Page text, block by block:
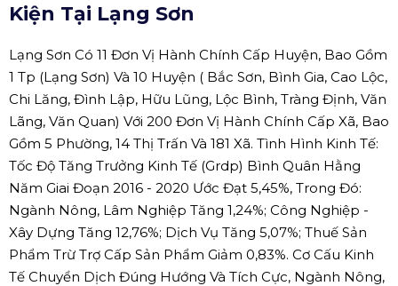
Kiện Tại Lạng Sơn
Lạng Sơn Có 11 Đơn Vị Hành Chính Cấp Huyện, Bao Gồm
1 Tp (Lạng Sơn) Và 10 Huyện ( Bắc Sơn, Bình Gia, Cao Lộc,
Chi Lăng, Đình Lập, Hữu Lũng, Lộc Bình, Tràng Định, Văn
Lãng, Văn Quan) Với 200 Đơn Vị Hành Chính Cấp Xã, Bao
Gồm 5 Phường, 14 Thị Trấn Và 181 Xã. Tình Hình Kinh Tế:
Tốc Độ Tăng Trưởng Kinh Tế (Grdp) Bình Quân Hằng
Năm Giai Đoạn 2016 - 2020 Ước Đạt 5,45%, Trong Đó:
Ngành Nông, Lâm Nghiệp Tăng 1,24%; Công Nghiệp -
Xây Dựng Tăng 12,76%; Dịch Vụ Tăng 5,07%; Thuế Sản
Phẩm Trừ Trợ Cấp Sản Phẩm Giảm 0,83%. Cơ Cấu Kinh
Tế Chuyển Dịch Đúng Hướng Và Tích Cực, Ngành Nông,